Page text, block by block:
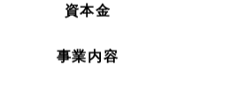
資本金
事業内容